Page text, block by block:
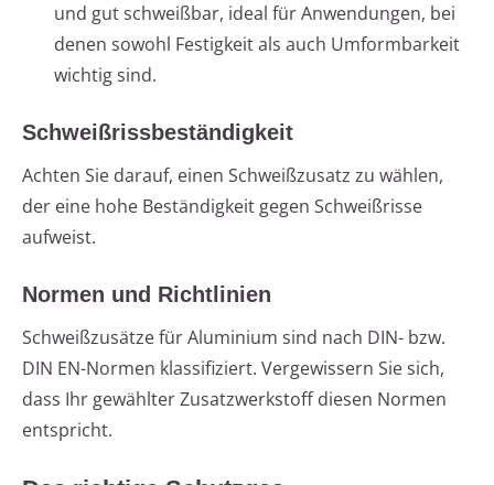
und gut schweißbar, ideal für Anwendungen, bei
denen sowohl Festigkeit als auch Umformbarkeit
wichtig sind.
Schweißrissbeständigkeit
Achten Sie darauf, einen Schweißzusatz zu wählen,
der eine hohe Beständigkeit gegen Schweißrisse
aufweist.
Normen und Richtlinien
Schweißzusätze für Aluminium sind nach DIN- bzw.
DIN EN-Normen klassifiziert. Vergewissern Sie sich,
dass Ihr gewählter Zusatzwerkstoff diesen Normen
entspricht.